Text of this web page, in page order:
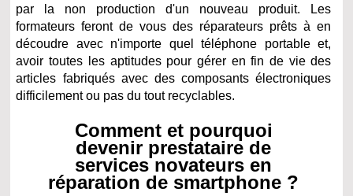
par la non production d'un nouveau produit. Les
formateurs feront de vous des réparateurs prêts à en
découdre avec n'importe quel téléphone portable et,
avoir toutes les aptitudes pour gérer en fin de vie des
articles fabriqués avec des composants électroniques
difficilement ou pas du tout recyclables.
Comment et pourquoi
devenir prestataire de
services novateurs en
réparation de smartphone ?